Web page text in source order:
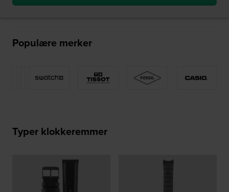
Populære merker
Typer klokkeremmer